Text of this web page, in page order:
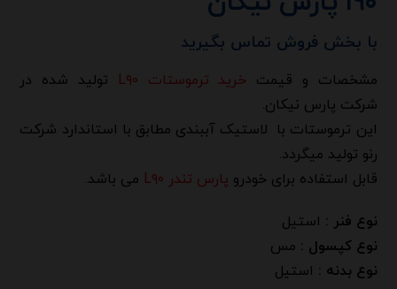
با بخش فروش تماس بگیرید
مشخصات و قیمت خرید ترموستات L۹۰
تولید شده در
شرکت پارس نیکان.
این ترموستات با لاستیک آببندی مطابق با استاندارد شرکت
رنو تولید میگردد.
قابل استفاده برای خودرو پارس تندر L۹۰ می باشد.
نوع فنر : استیل
نوع کپسول : مس
نوع بدنه : استیل